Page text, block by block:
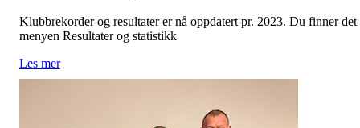
Klubbrekorder og resultater er nå oppdatert pr. 2023. Du finner det
menyen Resultater og statistikk
Les mer